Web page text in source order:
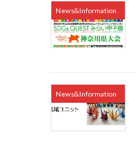
News&Information
News&Information